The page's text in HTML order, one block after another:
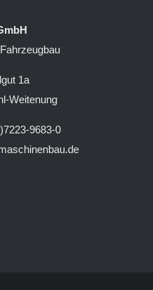
1a
Weitenung
9683-0